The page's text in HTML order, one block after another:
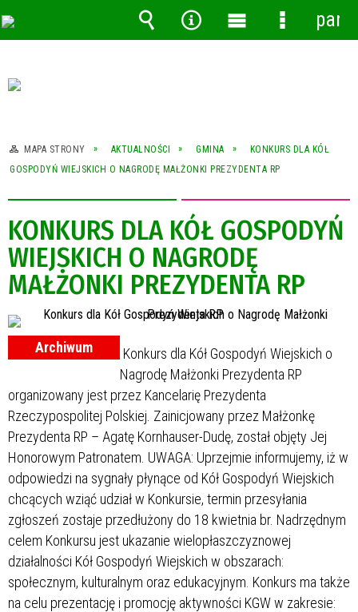
MAPA STRONY AKTUALNOŚCI GMINA
KONKURS DLA KÓŁ
GOSPODYŃ WIEJSKICH O NAGRODĘ MAŁŻONKI PREZYDENTA RP
KONKURS DLA KÓŁ GOSPODYŃ
WIEJSKICH O NAGRODĘ
MAŁŻONKI PREZYDENTA RP
Archiwum
Konkurs dla Kół Gospodyń Wiejskich o
Nagrodę Małżonki Prezydenta RP
organizowany jest przez Kancelarię Prezydenta
Rzeczypospolitej Polskiej. Zainicjowany przez Małżonkę
Prezydenta RP – Agatę Kornhauser-Dudę, został objęty Jej
Honorowym Patronatem. UWAGA: Uprzejmie informujemy, iż w
odpowiedzi na sygnały płynące od Kół Gospodyń Wiejskich
chcących wziąć udział w Konkursie, termin przesyłania
zgłoszeń zostaje przedłużony do 18 kwietnia br. Nadrzędnym
celem Konkursu jest ukazanie wielopłaszczyznowej
działalności Kół Gospodyń Wiejskich w obszarach:
społecznym, kulturalnym oraz edukacyjnym. Konkurs ma także
na celu prezentację i promocję aktywności KGW w zakresie:
Wyszukiwarka
Narzędzia
MenuMenu